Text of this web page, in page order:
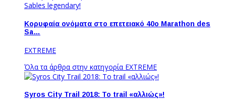
Κορυφαία ονόματα στο επετειακό 40ο Marathon des
Sa…
EXTREME
Όλα τα άρθρα στην κατηγορία EXTREME
Syros City Trail 2018: To trail «αλλιώς»!